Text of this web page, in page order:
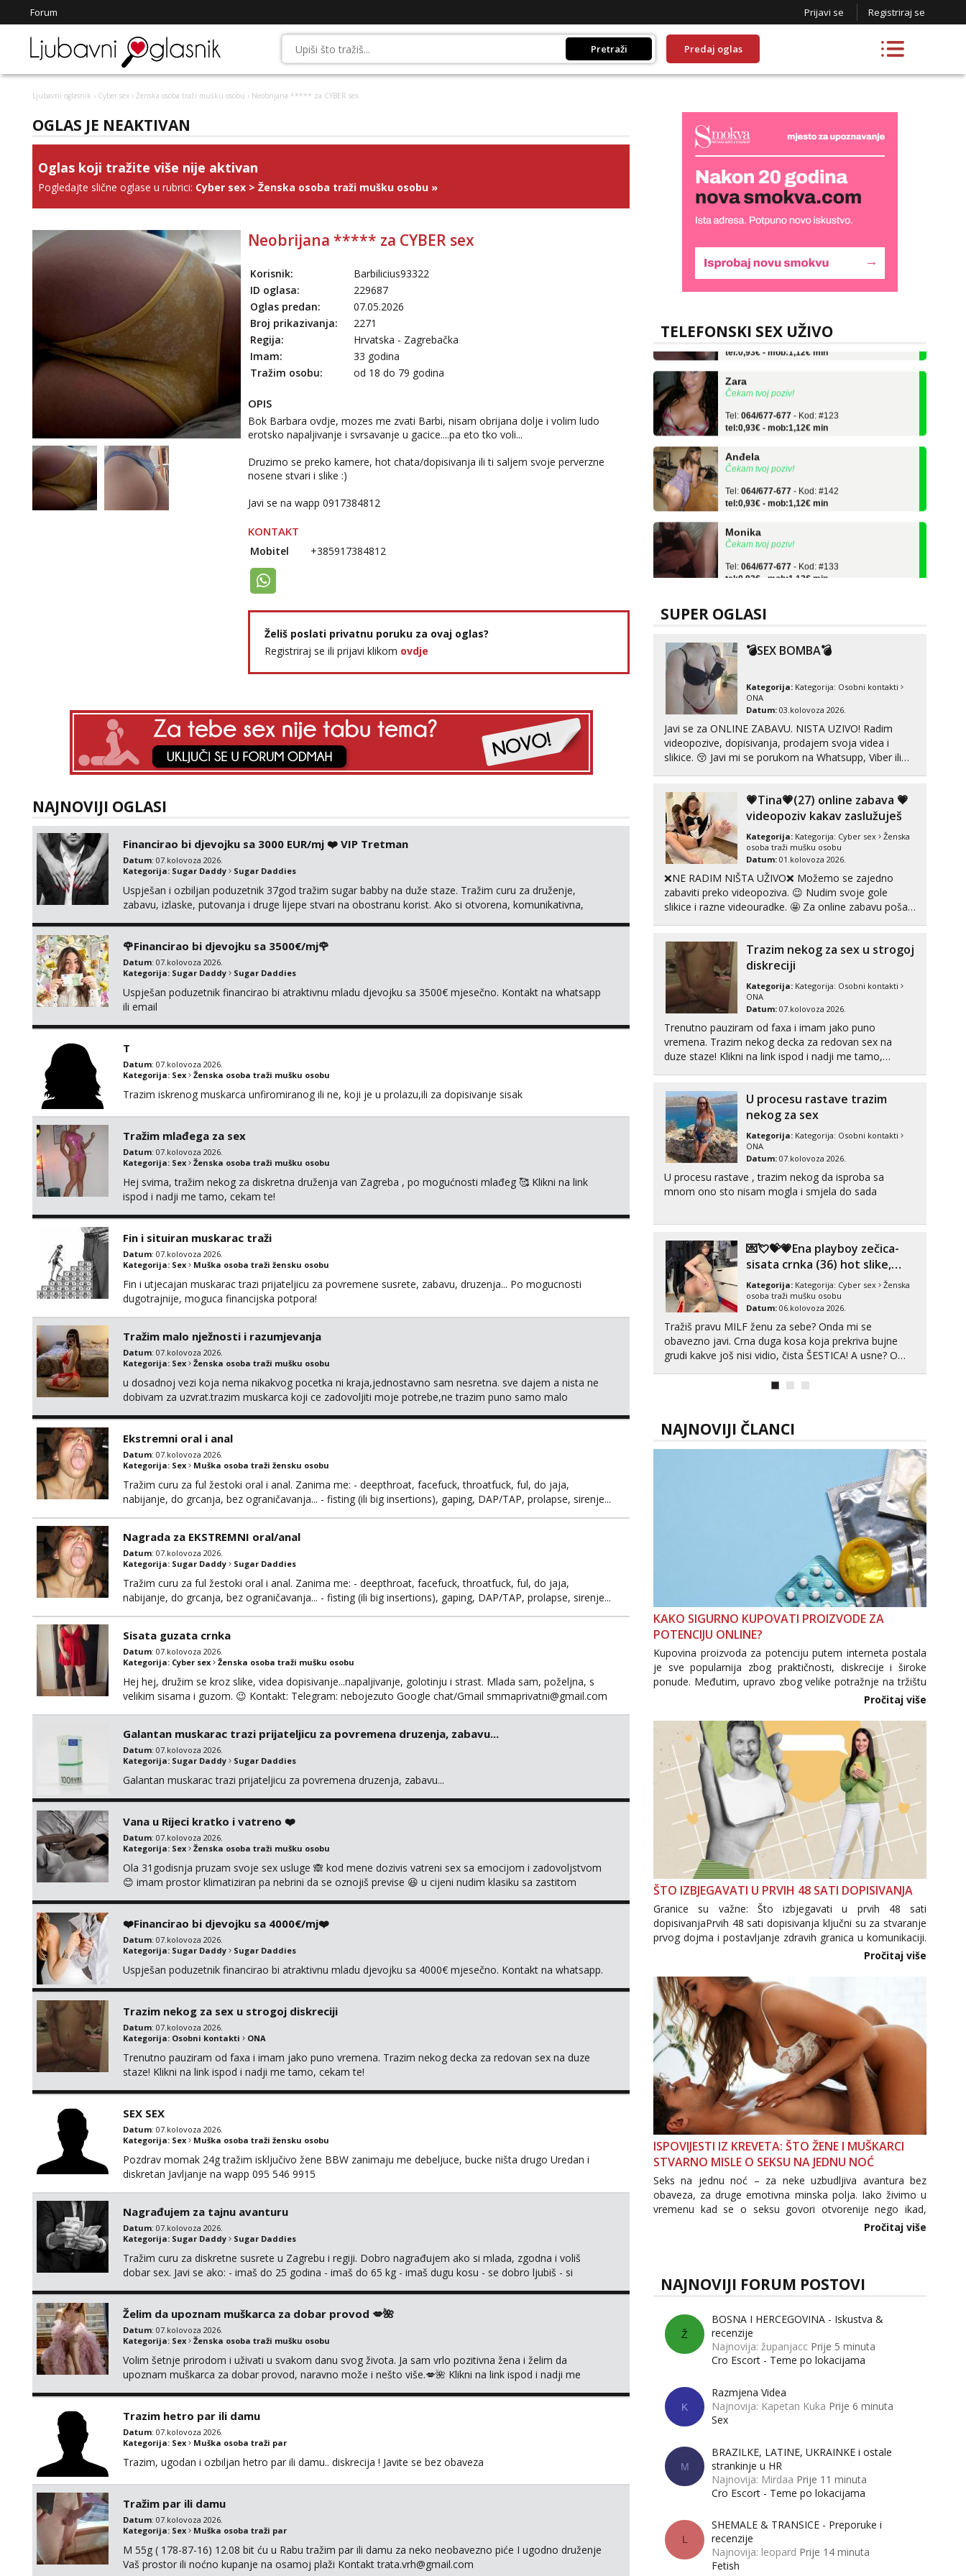
Forum Prijavi se Registriraj se
Pretraži Predaj oglas
Ljubavni oglasnik › Cyber sex › Ženska osoba traži mušku osobu › Neobrijana ***** za CYBER sex
OGLAS JE NEAKTIVAN
Oglas koji tražite više nije aktivan
Pogledajte slične oglase u rubrici: Cyber sex > Ženska osoba traži mušku osobu »
Neobrijana ***** za CYBER sex
Korisnik:
Barbilicius93322
ID oglasa:
229687
Oglas predan:
07.05.2026
Broj prikazivanja:
2271
Regija:
Hrvatska - Zagrebačka
Imam:
33 godina
Tražim osobu:
od 18 do 79 godina
OPIS
Bok Barbara ovdje, mozes me zvati Barbi, nisam obrijana dolje i volim ludo
erotsko napaljivanje i svrsavanje u gacice....pa eto tko voli...
Druzimo se preko kamere, hot chata/dopisivanja ili ti saljem svoje perverzne
nosene stvari i slike :)
Javi se na wapp 0917384812
KONTAKT
Mobitel +385917384812
Želiš poslati privatnu poruku za ovaj oglas?
Registriraj se ili prijavi klikom ovdje
NAJNOVIJI OGLASI
Financirao bi djevojku sa 3000 EUR/mj ❤️ VIP Tretman
Datum: 07.kolovoza 2026.
Kategorija: Sugar Daddy Sugar Daddies
Uspješan i ozbiljan poduzetnik 37god tražim sugar babby na duže staze. Tražim curu za druženje,
zabavu, izlaske, putovanja i druge lijepe stvari na obostranu korist. Ako si otvorena, komunikativna,
🌹Financirao bi djevojku sa 3500€/mj🌹
Datum: 07.kolovoza 2026.
Kategorija: Sugar Daddy Sugar Daddies
Uspješan poduzetnik financirao bi atraktivnu mladu djevojku sa 3500€ mjesečno. Kontakt na whatsapp
ili email
T
Datum: 07.kolovoza 2026.
Kategorija: Sex Ženska osoba traži mušku osobu
Trazim iskrenog muskarca unfiromiranog ili ne, koji je u prolazu,ili za dopisivanje sisak
Tražim mlađega za sex
Datum: 07.kolovoza 2026.
Kategorija: Sex Ženska osoba traži mušku osobu
Hej svima, tražim nekog za diskretna druženja van Zagreba , po mogućnosti mlađeg 🥰 Klikni na link
ispod i nadji me tamo, cekam te!
Fin i situiran muskarac traži
Datum: 07.kolovoza 2026.
Kategorija: Sex Muška osoba traži žensku osobu
Fin i utjecajan muskarac trazi prijateljicu za povremene susrete, zabavu, druzenja... Po mogucnosti
dugotrajnije, moguca financijska potpora!
Tražim malo nježnosti i razumjevanja
Datum: 07.kolovoza 2026.
Kategorija: Sex Ženska osoba traži mušku osobu
u dosadnoj vezi koja nema nikakvog pocetka ni kraja,jednostavno sam nesretna. sve dajem a nista ne
dobivam za uzvrat.trazim muskarca koji ce zadovoljiti moje potrebe,ne trazim puno samo malo
Ekstremni oral i anal
Datum: 07.kolovoza 2026.
Kategorija: Sex Muška osoba traži žensku osobu
Tražim curu za ful žestoki oral i anal. Zanima me: - deepthroat, facefuck, throatfuck, ful, do jaja,
nabijanje, do grcanja, bez ograničavanja... - fisting (ili big insertions), gaping, DAP/TAP, prolapse, sirenje...
Nagrada za EKSTREMNI oral/anal
Datum: 07.kolovoza 2026.
Kategorija: Sugar Daddy Sugar Daddies
Tražim curu za ful žestoki oral i anal. Zanima me: - deepthroat, facefuck, throatfuck, ful, do jaja,
nabijanje, do grcanja, bez ograničavanja... - fisting (ili big insertions), gaping, DAP/TAP, prolapse, sirenje...
Sisata guzata crnka
Datum: 07.kolovoza 2026.
Kategorija: Cyber sex Ženska osoba traži mušku osobu
Hej hej, družim se kroz slike, videa dopisivanje...napaljivanje, golotinju i strast. Mlada sam, poželjna, s
velikim sisama i guzom. 😉 Kontakt: Telegram: nebojezuto Google chat/Gmail smmaprivatni@gmail.com
Galantan muskarac trazi prijateljicu za povremena druzenja, zabavu...
Datum: 07.kolovoza 2026.
Kategorija: Sugar Daddy Sugar Daddies
Galantan muskarac trazi prijateljicu za povremena druzenja, zabavu...
Vana u Rijeci kratko i vatreno ❤️
Datum: 07.kolovoza 2026.
Kategorija: Sex Ženska osoba traži mušku osobu
Ola 31godisnja pruzam svoje sex usluge 🙈 kod mene dozivis vatreni sex sa emocijom i zadovoljstvom
😊 imam prostor klimatiziran pa nebrini da se oznojiš previse 😆 u cijeni nudim klasiku sa zastitom
❤️Financirao bi djevojku sa 4000€/mj❤️
Datum: 07.kolovoza 2026.
Kategorija: Sugar Daddy Sugar Daddies
Uspješan poduzetnik financirao bi atraktivnu mladu djevojku sa 4000€ mjesečno. Kontakt na whatsapp.
Trazim nekog za sex u strogoj diskreciji
Datum: 07.kolovoza 2026.
Kategorija: Osobni kontakti ONA
Trenutno pauziram od faxa i imam jako puno vremena. Trazim nekog decka za redovan sex na duze
staze! Klikni na link ispod i nadji me tamo, cekam te!
SEX SEX
Datum: 07.kolovoza 2026.
Kategorija: Sex Muška osoba traži žensku osobu
Pozdrav momak 24g tražim isključivo žene BBW zanimaju me debeljuce, bucke ništa drugo Uredan i
diskretan Javljanje na wapp 095 546 9915
Nagrađujem za tajnu avanturu
Datum: 07.kolovoza 2026.
Kategorija: Sugar Daddy Sugar Daddies
Tražim curu za diskretne susrete u Zagrebu i regiji. Dobro nagrađujem ako si mlada, zgodna i voliš
dobar sex. Javi se ako: - imaš do 25 godina - imaš do 65 kg - imaš dugu kosu - se dobro ljubiš - si
Želim da upoznam muškarca za dobar provod 💋🌺
Datum: 07.kolovoza 2026.
Kategorija: Sex Ženska osoba traži mušku osobu
Volim šetnje prirodom i uživati u svakom danu svog života. Ja sam vrlo pozitivna žena i želim da
upoznam muškarca za dobar provod, naravno može i nešto više.💋🌺 Klikni na link ispod i nadji me
Trazim hetro par ili damu
Datum: 07.kolovoza 2026.
Kategorija: Sex Muška osoba traži par
Trazim, ugodan i ozbiljan hetro par ili damu.. diskrecija ! Javite se bez obaveza
Tražim par ili damu
Datum: 07.kolovoza 2026.
Kategorija: Sex Muška osoba traži par
M 55g ( 178-87-16) 12.08 bit ću u Rabu tražim par ili damu za neko neobavezno piće I ugodno druženje
Vaš prostor ili noćno kupanje na osamoj plaži Kontakt trata.vrh@gmail.com
TELEFONSKI SEX UŽIVO
Monika
Tel: 064/677-677 - Kod: #133
tel:0,93€ - mob:1,12€ min
Čekam tvoj poziv!
064/677-677
tel:0,93€ - mob:1,12€ min
Čekam tvoj poziv!
064/677-677
tel:0,93€ - mob:1,12€ min
Čekam tvoj poziv!
064/677-677
tel:0,93€ - mob:1,12€ min
Anđela
Čekam tvoj poziv!
064/677-677
tel:0,93€ - mob:1,12€ min
SUPER OGLASI
💣SEX BOMBA💣
Kategorija: Kategorija: Osobni kontakti
ONA
Datum: 03.kolovoza 2026.
Javi se za ONLINE ZABAVU. NISTA UZIVO! Radim
videopozive, dopisivanja, prodajem svoja videa i
slikice. 😚 Javi mi se porukom na Whatsupp, Viber ili
💗Tina💗(27) online zabava 💗
videopoziv kakav zaslužuješ
Kategorija: Kategorija: Cyber sex
Ženska
osoba traži mušku osobu
Datum: 01.kolovoza 2026.
❌NE RADIM NIŠTA UŽIVO❌ Možemo se zajedno
zabaviti preko videopoziva. 😉 Nudim svoje gole
slikice i razne videouradke. 🤩 Za online zabavu pošalji
vidjeti na videopozivu. 😉 S vama sam vec 5 ...
Trazim nekog za sex u strogoj
diskreciji
Kategorija: Kategorija: Osobni kontakti
ONA
Datum: 07.kolovoza 2026.
Trenutno pauziram od faxa i imam jako puno
vremena. Trazim nekog decka za redovan sex na
duze staze! Klikni na link ispod i nadji me tamo,
U procesu rastave trazim
nekog za sex
Kategorija: Kategorija: Osobni kontakti
ONA
Datum: 07.kolovoza 2026.
U procesu rastave , trazim nekog da isproba sa
mnom ono sto nisam mogla i smjela do sada
💌💘💝💗Ena playboy zečica-
sisata crnka (36) hot slike,
videa i c2c💗
Kategorija: Kategorija: Cyber sex
Ženska
osoba traži mušku osobu
Datum: 06.kolovoza 2026.
Tražiš pravu MILF ženu za sebe? Onda mi se
obavezno javi. Crna duga kosa koja prekriva bujne
grudi kakve još nisi vidio, čista ŠESTICA! A usne? O
će ti se urezati u pamćenje, jer vjeruj mi, takve još
NAJNOVIJI ČLANCI
KAKO SIGURNO KUPOVATI PROIZVODE ZA
POTENCIJU ONLINE?
Kupovina proizvoda za potenciju putem interneta postala
je sve popularnija zbog praktičnosti, diskrecije i široke
ponude. Međutim, upravo zbog velike potražnje na tržištu
se pojavljuju i brojni krivotvoreni proizvodi, nepouzdane
internetske trgovine te proizvodi nepoznatog podrijetla. ...
Pročitaj više
ŠTO IZBJEGAVATI U PRVIH 48 SATI DOPISIVANJA
Granice su važne: Što izbjegavati u prvih 48 sati
dopisivanjaPrvih 48 sati dopisivanja ključni su za stvaranje
prvog dojma i postavljanje zdravih granica u komunikaciji.
Važno je izbjeći prebrzo otkrivanje osobnih ili intimnih
informacija, jer nepoznata osoba još nije zaslužila to
povjerenje. Takođe...
Pročitaj više
ISPOVIJESTI IZ KREVETA: ŠTO ŽENE I MUŠKARCI
STVARNO MISLE O SEKSU NA JEDNU NOĆ
Seks na jednu noć – za neke uzbudljiva avantura bez
obaveza, za druge emotivna minska polja. Iako živimo u
vremenu kad se o seksu govori otvorenije nego ikad,
tema „jedne noći strasti“ i dalje izaziva burne rasprave. Što
Pročitaj više
NAJNOVIJI FORUM POSTOVI
Ž
BOSNA I HERCEGOVINA - Iskustva &
recenzije
Najnovija: županjacc Prije 5 minuta
Cro Escort - Teme po lokacijama
K
Razmjena Videa
Najnovija: Kapetan Kuka Prije 6 minuta
Sex
M
BRAZILKE, LATINE, UKRAINKE i ostale
strankinje u HR
Najnovija: Mirdaa Prije 11 minuta
Cro Escort - Teme po lokacijama
L
SHEMALE & TRANSICE - Preporuke i
recenzije
Najnovija: leopard Prije 14 minuta
Fetish